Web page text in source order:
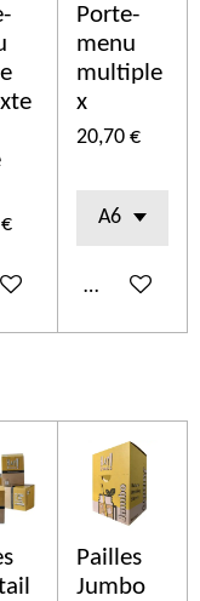
au panier
Porte-
menu
multiple
x
20,70 €
Ajouter au
Pailles
Jumbo